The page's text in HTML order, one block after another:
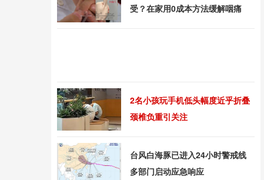
受？在家用0成本方法缓解咽痛
2名小孩玩手机低头幅度近乎折叠
颈椎负重引关注
台风白海豚已进入24小时警戒线
多部门启动应急响应